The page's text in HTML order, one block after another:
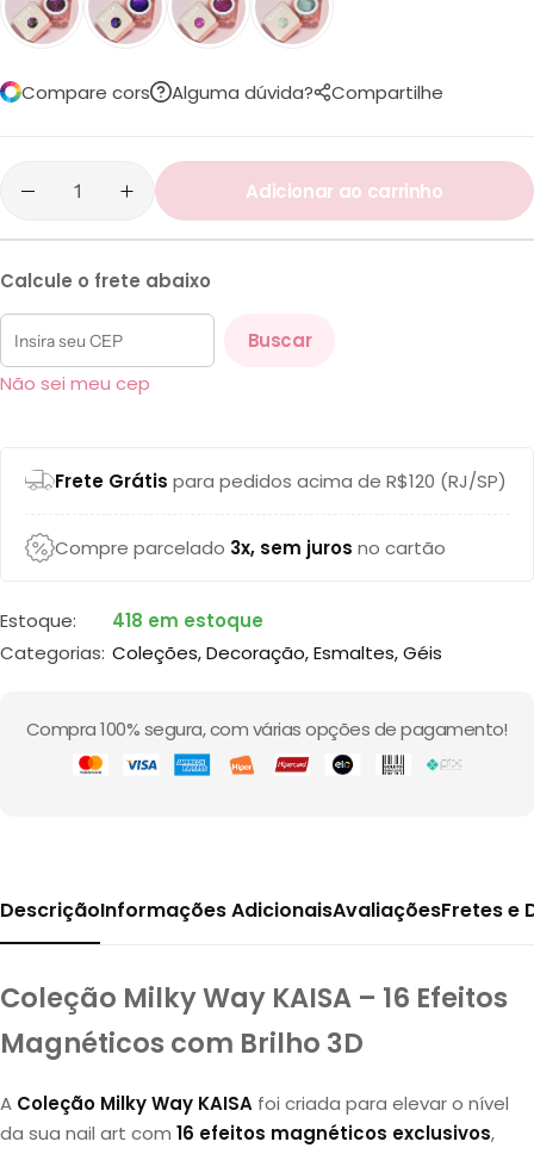
AutenticaInspiraçãoKaisa Sofisticada
Compare cors Alguma dúvida? Compartilhe
Adicionar ao carrinho
Calcule o frete abaixo
Buscar
Não sei meu cep
Frete Grátis para pedidos acima de R$120 (RJ/SP)
Compre parcelado 3x, sem juros no cartão
Estoque:
418 em estoque
Categorias: Coleções,Decoração,Esmaltes,Géis
Compra 100% segura, com várias opções de pagamento!
DescriçãoInformações AdicionaisAvaliaçõesFretes e
Coleção Milky Way KAISA – 16 Efeitos
Magnéticos com Brilho 3D
A Coleção Milky Way KAISA foi criada para elevar o nível
da sua nail art com 16 efeitos magnéticos exclusivos,